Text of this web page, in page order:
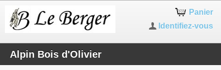
Panier
Identifiez-vous
Alpin Bois d'Olivier